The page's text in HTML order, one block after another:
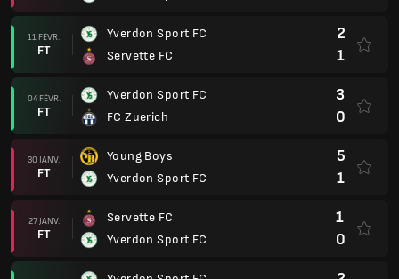
11 FÉVR.
FT
Yverdon Sport FC
Servette FC
2
1
04 FÉVR.
FT
Yverdon Sport FC
FC Zuerich
3
0
30 JANV.
FT
Young Boys
Yverdon Sport FC
5
1
27 JANV.
FT
Servette FC
Yverdon Sport FC
1
0